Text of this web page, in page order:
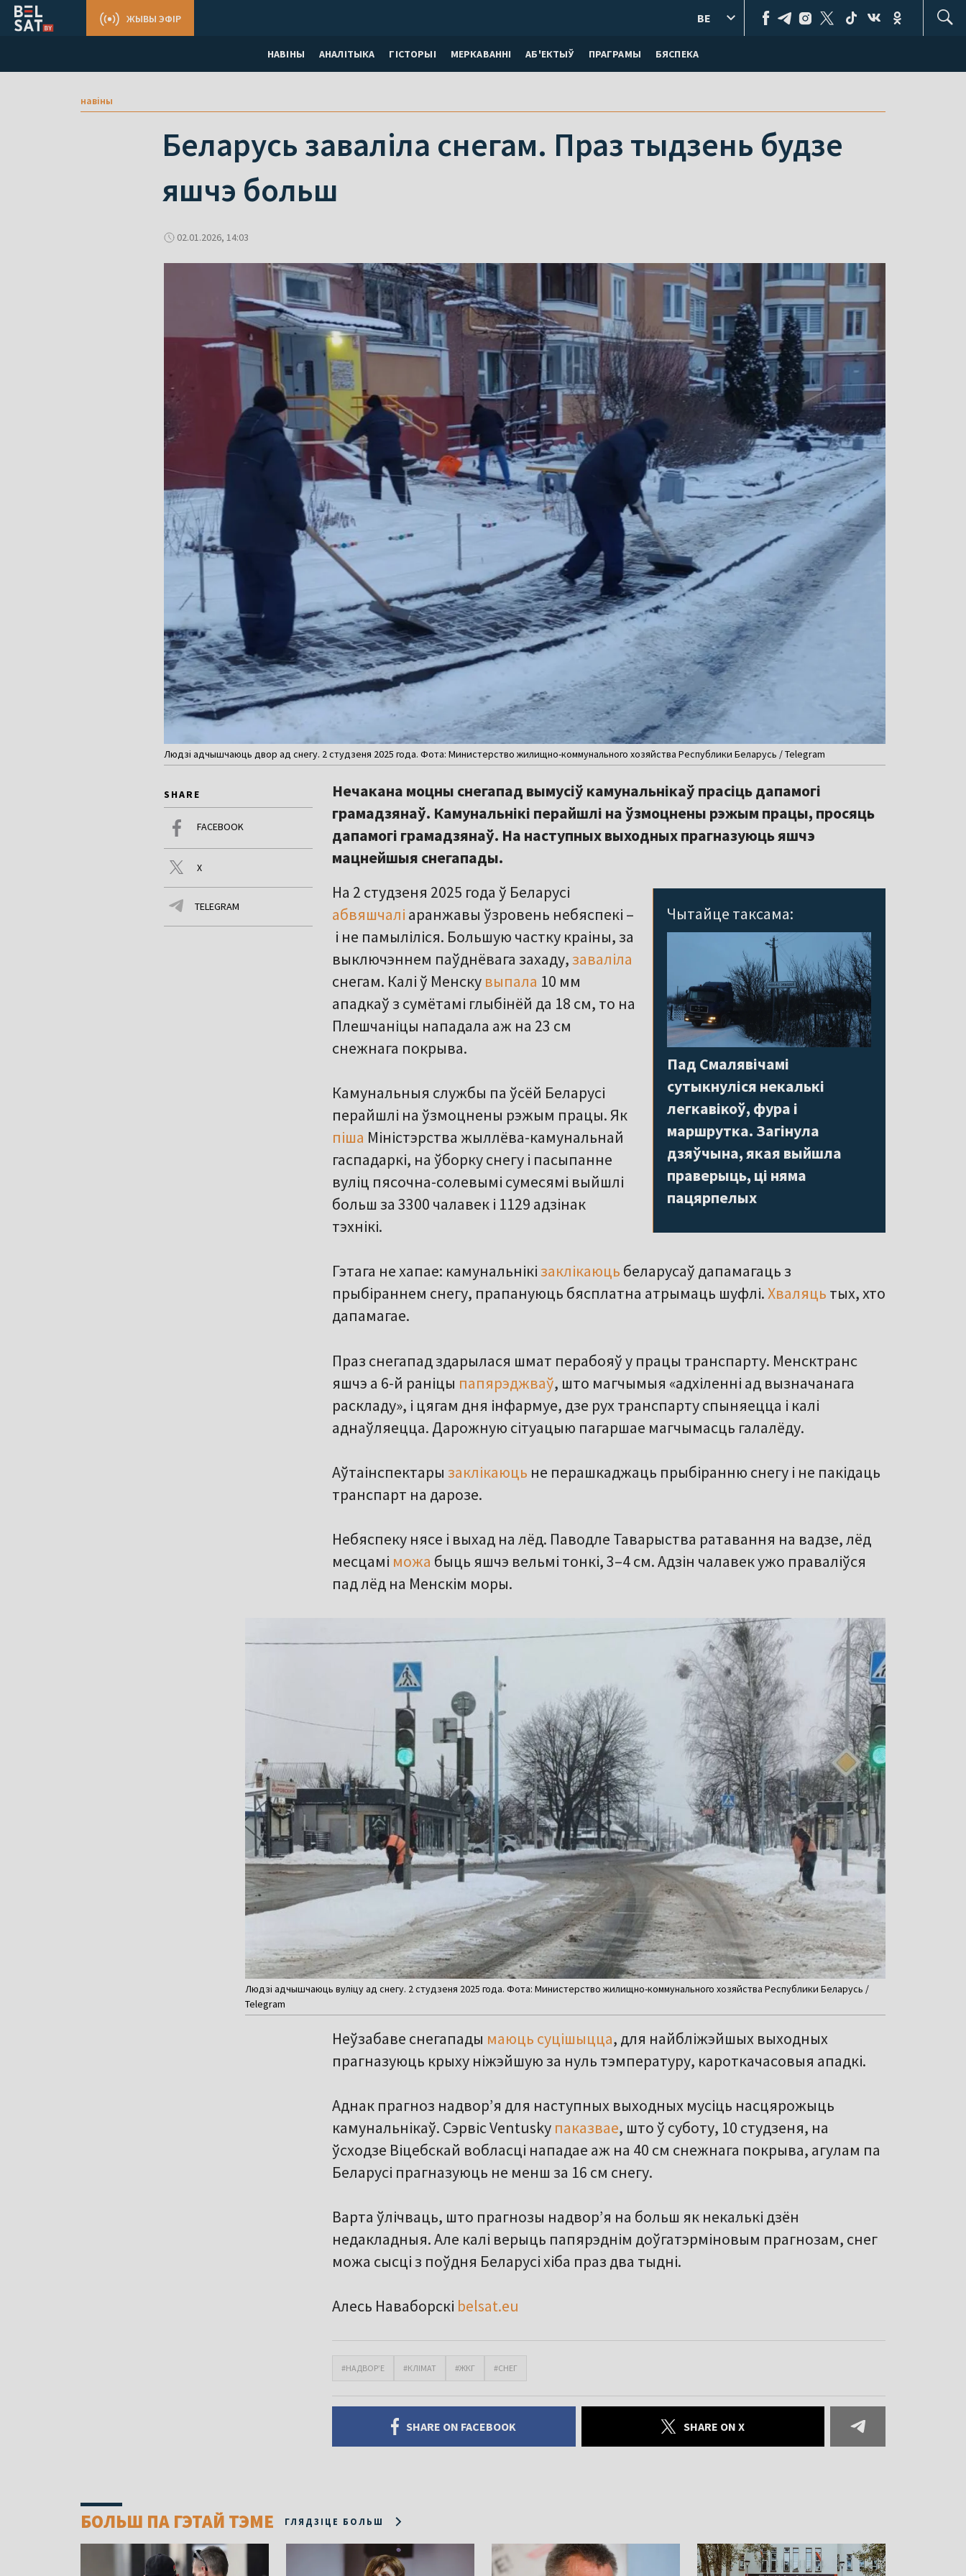
НАВІНЫ АНАЛІТЫКА ГІСТОРЫІ МЕРКАВАННI АБ'ЕКТЫЎ ПРАГРАМЫ БЯСПЕКА
ЖЫВЫ ЭФІР BE
навіны
Беларусь заваліла снегам. Праз тыдзень будзе
яшчэ больш
02.01.2026, 14:03
Людзі адчышчаюць двор ад снегу. 2 студзеня 2025 года. Фота: Министерство жилищно-коммунального хозяйства Республики Беларусь / Telegram
SHARE
FACEBOOK
X
TELEGRAM
Нечакана моцны снегапад вымусіў камунальнікаў прасіць дапамогі
грамадзянаў. Камунальнікі перайшлі на ўзмоцнены рэжым працы, просяць
дапамогі грамадзянаў. На наступных выходных прагназуюць яшчэ
мацнейшыя снегапады.
Чытайце таксама:
Пад Смалявічамі
сутыкнуліся некалькі
легкавікоў, фура і
маршрутка. Загінула
дзяўчына, якая выйшла
праверыць, ці няма
пацярпелых
На 2 студзеня 2025 года ў Беларусі
абвяшчалі аранжавы ўзровень небяспекі –
і не памыліліся. Большую частку краіны, за
выключэннем паўднёвага захаду, заваліла
снегам. Калі ў Менску выпала 10 мм
ападкаў з сумётамі глыбінёй да 18 см, то на
Плешчаніцы нападала аж на 23 см
снежнага покрыва.
Камунальныя службы па ўсёй Беларусі
перайшлі на ўзмоцнены рэжым працы. Як
піша Міністэрства жыллёва-камунальнай
гаспадаркі, на ўборку снегу і пасыпанне
вуліц пясочна-солевымі сумесямі выйшлі
больш за 3300 чалавек і 1129 адзінак
тэхнікі.
Гэтага не хапае: камунальнікі заклікаюць беларусаў дапамагаць з
прыбіраннем снегу, прапануюць бясплатна атрымаць шуфлі.Хваляць тых, хто
дапамагае.
Праз снегапад здарылася шмат перабояў у працы транспарту. Менсктранс
яшчэ а 6-й раніцы папярэджваў, што магчымыя «адхіленні ад вызначанага
раскладу», і цягам дня інфармуе, дзе рух транспарту спыняецца і калі
аднаўляецца. Дарожную сітуацыю пагаршае магчымасць галалёду.
Аўтаінспектары заклікаюць не перашкаджаць прыбіранню снегу і не пакідаць
транспарт на дарозе.
Небяспеку нясе і выхад на лёд. Паводле Таварыства ратавання на вадзе, лёд
месцамі можа быць яшчэ вельмі тонкі, 3–4 см. Адзін чалавек ужо праваліўся
пад лёд на Менскім моры.
Людзі адчышчаюць вуліцу ад снегу. 2 студзеня 2025 года. Фота: Министерство жилищно-коммунального хозяйства Республики Беларусь /
Telegram
Неўзабаве снегапады маюць суцішыцца, для найбліжэйшых выходных
прагназуюць крыху ніжэйшую за нуль тэмпературу, кароткачасовыя ападкі.
Аднак прагноз надвор’я для наступных выходных мусіць насцярожыць
камунальнікаў. Сэрвіс Ventusky паказвае, што ў суботу, 10 студзеня, на
ўсходзе Віцебскай вобласці нападае аж на 40 см снежнага покрыва, агулам па
Беларусі прагназуюць не менш за 16 см снегу.
Варта ўлічваць, што прагнозы надвор’я на больш як некалькі дзён
недакладныя. Але калі верыць папярэднім доўгатэрміновым прагнозам, снег
можа сысці з поўдня Беларусі хіба праз два тыдні.
Алесь Наваборскі belsat.eu
#НАДВОР’Е #КЛІМАТ #ЖКГ #СНЕГ
SHARE ON FACEBOOK SHARE ON X
БОЛЬШ ПА ГЭТАЙ ТЭМЕ ГЛЯДЗІЦЕ БОЛЬШ